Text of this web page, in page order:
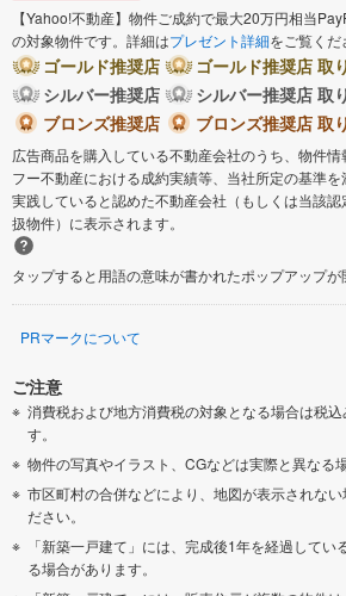
【Yahoo!不動産】物件ご成約で最大20万円相当
の対象物件です。詳細はプレゼント詳細をご覧くだ
ゴールド推奨店
ゴールド推奨店 取
シルバー推奨店
シルバー推奨店 取
ブロンズ推奨店
ブロンズ推奨店 取
広告商品を購入している不動産会社のうち、物件
フー不動産における成約実績等、当社所定の基準
実践していると認めた不動産会社（もしくは当該
扱物件）に表示されます。
タップすると用語の意味が書かれたポップアップが
PRマークについて
ご注意
消費税および地方消費税の対象となる場合は税
す。
物件の写真やイラスト、CGなどは実際と異なる
市区町村の合併などにより、地図が表示されな
ださい。
「新築一戸建て」には、完成後1年を経過して
る場合があります。